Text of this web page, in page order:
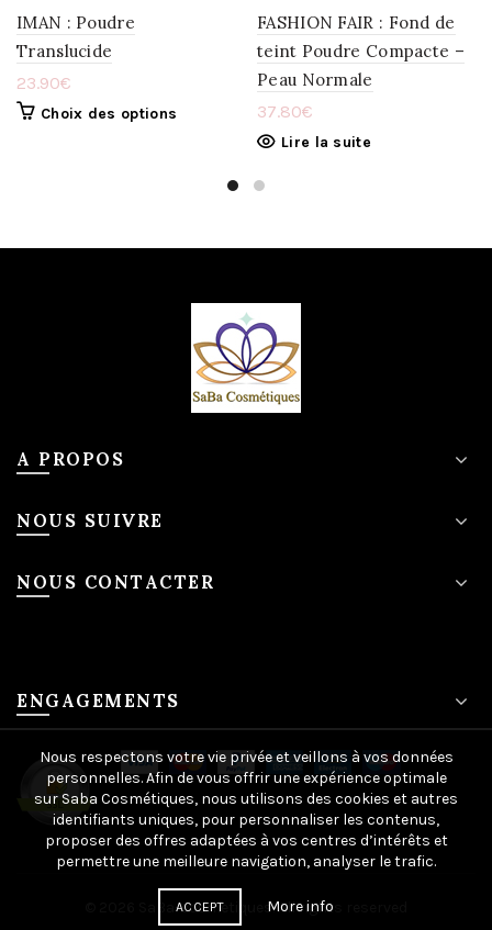
IMAN : Poudre
Translucide
23.90€
Choix des options
FASHION FAIR : Fond de
teint Poudre Compacte –
Peau Normale
37.80€
Lire la suite
A PROPOS
NOUS SUIVRE
NOUS CONTACTER
ENGAGEMENTS
SaBa-cosmetiques. All rights reserved
Nous respectons votre vie privée et veillons à vos données
personnelles. Afin de vous offrir une expérience optimale
sur Saba Cosmétiques, nous utilisons des cookies et autres
identifiants uniques, pour personnaliser les contenus,
proposer des offres adaptées à vos centres d’intérêts et
permettre une meilleure navigation, analyser le trafic.
ACCEPT More info